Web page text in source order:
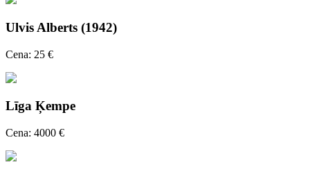
Ulvis Alberts (1942)
Cena: 25 €
Līga Ķempe
Cena: 4000 €